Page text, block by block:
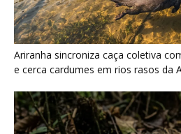
Surucucu detecta calor pela
emboscada no escuro da floresta